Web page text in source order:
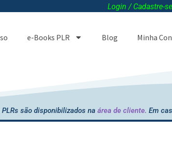
Login / Cadastre-
e-Books PLR Blog Minha
são disponibilizados na área de cliente. Em